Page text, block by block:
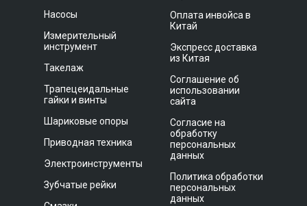
Насосы
Измерительный
инструмент
Такелаж
Трапецеидальные
гайки и винты
Шариковые опоры
Приводная техника
Электроинструменты
Зубчатые рейки
Оплата инвойса в
Китай
Экспресс доставка
из Китая
Соглашение об
использовании
сайта
Согласие на
обработку
персональных
данных
Политика обработки
персональных
данных